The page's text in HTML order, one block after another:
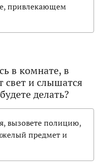
привлекающем
в комнате, в
свет и слышатся
делать?
вызовете полицию,
предмет и